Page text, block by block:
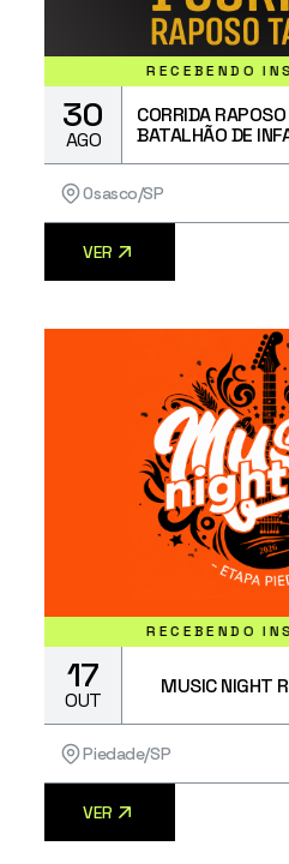
RECEBENDO INSCRIÇÕES
30
AGO
CORRIDA
BATALHÃO DE
Osasco/SP
VER
RECEBENDO INSCRIÇÕES
17
OUT
MUSIC NIGHT
Piedade/SP
VER